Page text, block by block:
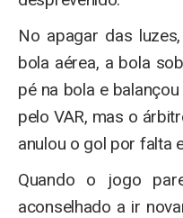
No apagar das
bola aérea, a bola
pé na bola e
pelo VAR, mas o
anulou o gol por falta
Quando o jogo
aconselhado a ir